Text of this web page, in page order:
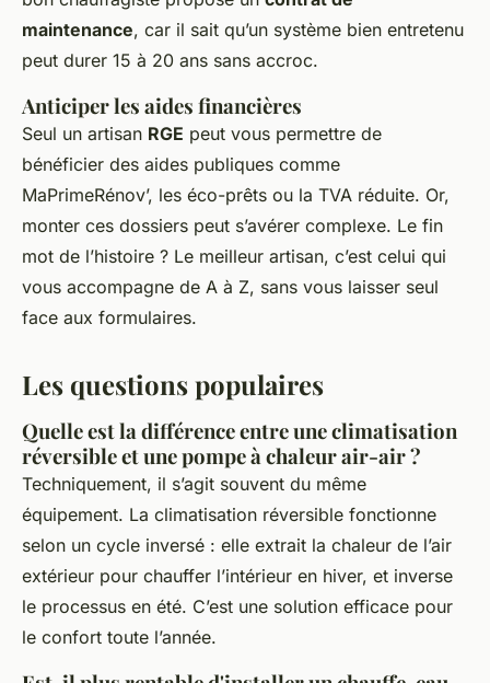
maintenance, car il sait qu’un système bien entretenu
peut durer 15 à 20 ans sans accroc.
Anticiper les aides financières
Seul un artisan RGE peut vous permettre de
bénéficier des aides publiques comme
MaPrimeRénov’, les éco-prêts ou la TVA réduite. Or,
monter ces dossiers peut s’avérer complexe. Le fin
mot de l’histoire ? Le meilleur artisan, c’est celui qui
vous accompagne de A à Z, sans vous laisser seul
face aux formulaires.
Les questions populaires
Quelle est la différence entre une climatisation
réversible et une pompe à chaleur air-air ?
Techniquement, il s’agit souvent du même
équipement. La climatisation réversible fonctionne
selon un cycle inversé : elle extrait la chaleur de l’air
extérieur pour chauffer l’intérieur en hiver, et inverse
le processus en été. C’est une solution efficace pour
le confort toute l’année.